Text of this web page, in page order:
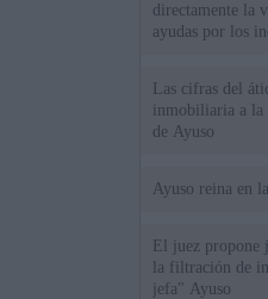
directamente la
ayudas por los
Las cifras del
inmobiliaria a la
de Ayuso
Ayuso reina en
El juez propone
la filtración de
jefa" Ayuso